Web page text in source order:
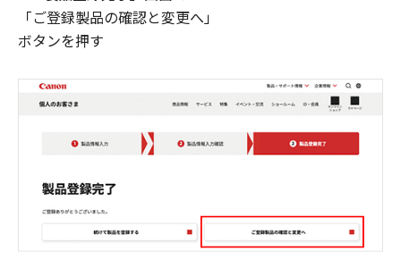
「ご登録製品の確認と変更へ」
ボタンを押す